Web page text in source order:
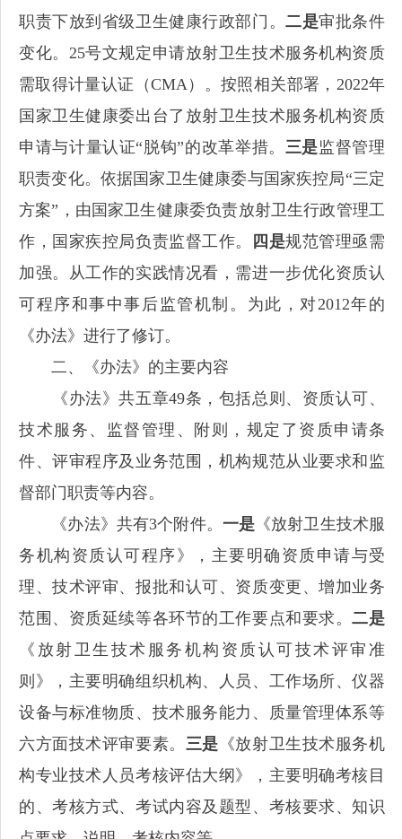
职责下放到省级卫生健康行政部门。二是审批条件
变化。25号文规定申请放射卫生技术服务机构资质
需取得计量认证（CMA）。按照相关部署，2022年
国家卫生健康委出台了放射卫生技术服务机构资质
申请与计量认证“脱钩”的改革举措。 三是监督管理
职责变化。依据国家卫生健康委与国家疾控局“三定
方案”，由国家卫生健康委负责放射卫生行政管理工
作，国家疾控局负责监督工作。
四是规范管理亟需
加强。从工作的实践情况看，需进一步优化资质认
可程序和事中事后监管机制。为此，对2012年的
《办法》进行了修订。
二、《办法》的主要内容
《办法》共五章49条，包括总则、资质认可、
技术服务、监督管理、附则，规定了资质申请条
件、评审程序及业务范围，机构规范从业要求和监
督部门职责等内容。
《办法》共有3个附件。 一是 《放射卫生技术服
务机构资质认可程序》，主要明确资质申请与受
理、技术评审、报批和认可、资质变更、增加业务
范围、资质延续等各环节的工作要点和要求。二是
《放射卫生技术服务机构资质认可技术评审准
则》，主要明确组织机构、人员、工作场所、仪器
设备与标准物质、技术服务能力、质量管理体系等
六方面技术评审要素。 三是 《放射卫生技术服务机
构专业技术人员考核评估大纲》，主要明确考核目
的、考核方式、考试内容及题型、考核要求、知识